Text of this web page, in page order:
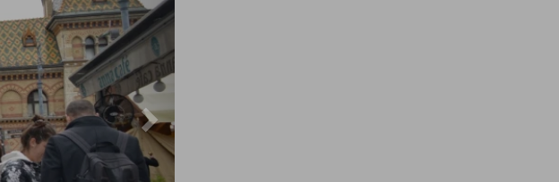
séta ( A Bartók Béla út
a Bartók Béla
is. A program végül a
), mely a Kálvin tértől
teljesen elvarázsolta a